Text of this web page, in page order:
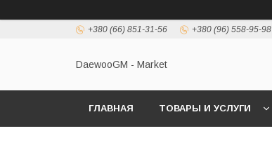
+380 (66) 851-31-56 +380 (96) 558-95-98
DaewooGM - Market
ГЛАВНАЯ ТОВАРЫ И УСЛУГИ